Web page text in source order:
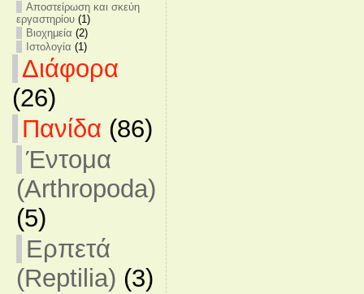
Αποστείρωση και σκεύη
εργαστηρίου(1)
Βιοχημεία (2)
Ιστολογία (1)
Διάφορα
(26)
Πανίδα (86)
Έντομα
(Arthropoda)
(5)
Ερπετά
(Reptilia) (3)